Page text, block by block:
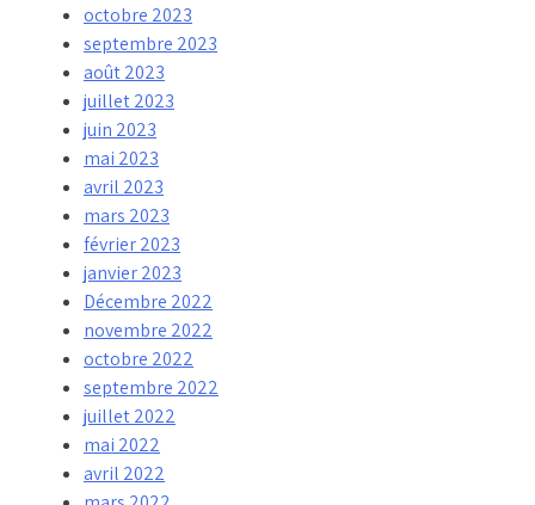
octobre 2023
septembre 2023
août 2023
juillet 2023
juin 2023
mai 2023
avril 2023
mars 2023
février 2023
janvier 2023
Décembre 2022
novembre 2022
octobre 2022
septembre 2022
juillet 2022
mai 2022
avril 2022